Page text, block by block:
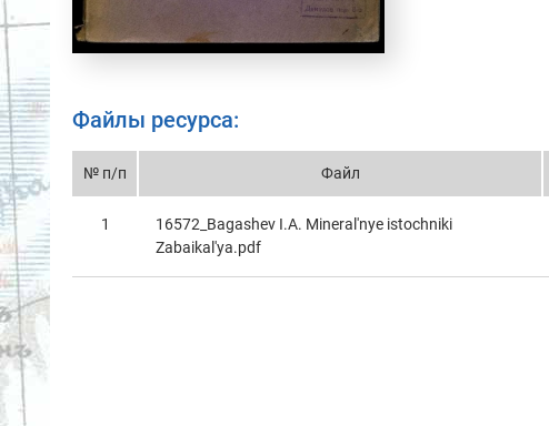
Файлы ресурса:
№ п/п Файл
1
16572_Bagashev I.A. Mineral'nye istochniki
Zabaikal'ya.pdf